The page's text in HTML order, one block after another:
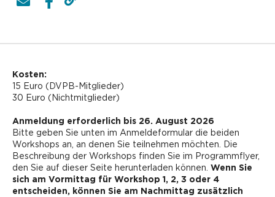
Kosten:
15 Euro (DVPB-Mitglieder)
30 Euro (Nichtmitglieder)
Anmeldung erforderlich bis 26. August 2026
Bitte geben Sie unten im Anmeldeformular die beiden
Workshops an, an denen Sie teilnehmen möchten. Die
Beschreibung der Workshops finden Sie im Programmflyer,
den Sie auf dieser Seite herunterladen können. Wenn Sie
sich am Vormittag für Workshop 1, 2, 3 oder 4
entscheiden, können Sie am Nachmittag zusätzlich